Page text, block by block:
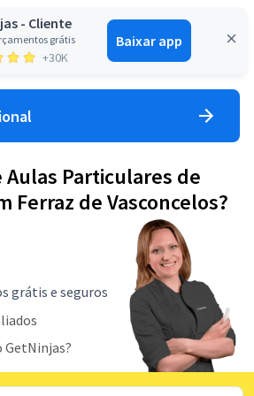
- Cliente
grátis
+30K
Baixar app
Entrar
Aulas Particulares de
Ferraz de Vasconcelos?
grátis e seguros
GetNinjas?